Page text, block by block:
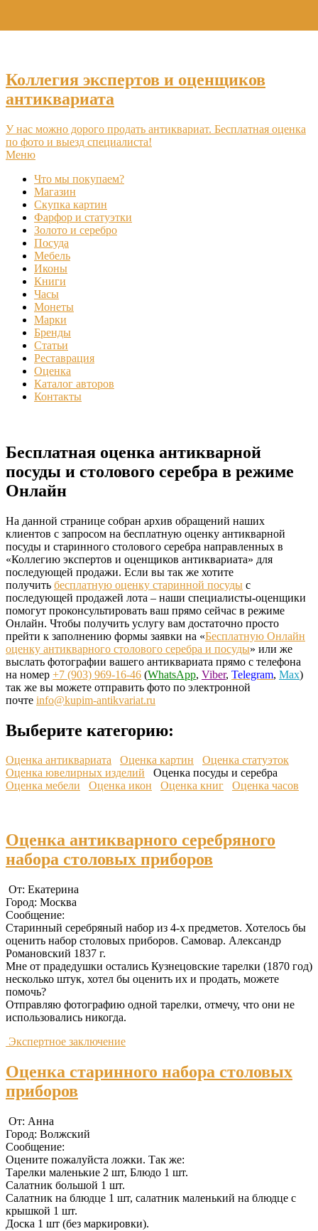
Коллегия экспертов и оценщиков
антиквариата
У нас можно дорого продать антиквариат. Бесплатная оценка
по фото и выезд специалиста!
Меню
Что мы покупаем?
Магазин
Скупка картин
Фарфор и статуэтки
Золото и серебро
Посуда
Мебель
Иконы
Книги
Часы
Монеты
Марки
Бренды
Статьи
Реставрация
Оценка
Каталог авторов
Контакты
Бесплатная оценка антикварной
посуды и столового серебра в режиме
Онлайн
На данной странице собран архив обращений наших
клиентов с запросом на бесплатную оценку антикварной
посуды и старинного столового серебра направленных в
«Коллегию экспертов и оценщиков антиквариата» для
последующей продажи. Если вы так же хотите
получить бесплатную оценку старинной посуды с
последующей продажей лота – наши специалисты-оценщики
помогут проконсультировать ваш прямо сейчас в режиме
Онлайн. Чтобы получить услугу вам достаточно просто
прейти к заполнению формы заявки на «Бесплатную Онлайн
оценку антикварного столового серебра и посуды» или же
выслать фотографии вашего антиквариата прямо с телефона
на номер +7 (903) 969-16-46 (WhatsApp, Viber, Telegram, Max)
так же вы можете отправить фото по электронной
почте info@kupim-antikvariat.ru
Выберите категорию:
Оценка антиквариата Оценка картин
Оценка статуэток
Оценка ювелирных изделий Оценка посуды и серебра
Оценка мебели
Оценка икон Оценка книг Оценка часов
Оценка антикварного серебряного
набора столовых приборов
От: Екатерина
Город: Москва
Сообщение:
Старинный серебряный набор из 4-х предметов. Хотелось бы
оценить набор столовых приборов. Самовар. Александр
Романовский 1837 г.
Мне от прадедушки остались Кузнецовские тарелки (1870 год)
несколько штук, хотел бы оценить их и продать, можете
помочь?
Отправляю фотографию одной тарелки, отмечу, что они не
использовались никогда.
Экспертное заключение
Оценка старинного набора столовых
приборов
От: Анна
Город: Волжский
Сообщение:
Оцените пожалуйста ложки. Так же:
Тарелки маленькие 2 шт, Блюдо 1 шт.
Салатник большой 1 шт.
Салатник на блюдце 1 шт, салатник маленький на блюдце с
крышкой 1 шт.
Доска 1 шт (без маркировки).